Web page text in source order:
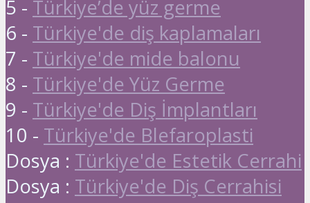
5 - Türkiye’de yüz germe
6 - Türkiye'de diş kaplamaları
7 - Türkiye'de mide balonu
8 - Türkiye'de Yüz Germe
9 - Türkiye'de Diş İmplantları
10 - Türkiye'de Blefaroplasti
Dosya : Türkiye'de Estetik Cerrahi
Dosya : Türkiye'de Diş Cerrahisi